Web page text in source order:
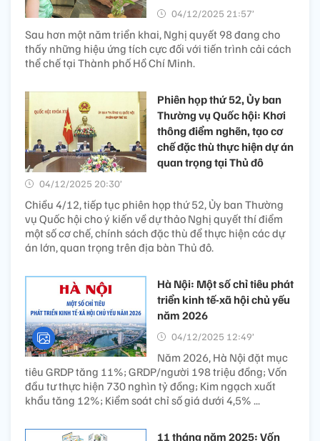
04/12/2025 21:57’
Sau hơn một năm triển khai, Nghị quyết 98 đang cho
thấy những hiệu ứng tích cực đối với tiến trình cải cách
thể chế tại Thành phố Hồ Chí Minh.
Phiên họp thứ 52, Ủy ban
Thường vụ Quốc hội: Khơi
thông điểm nghẽn, tạo cơ
chế đặc thù thực hiện dự án
quan trọng tại Thủ đô
04/12/2025 20:30’
Chiều 4/12, tiếp tục phiên họp thứ 52, Ủy ban Thường
vụ Quốc hội cho ý kiến về dự thảo Nghị quyết thí điểm
một số cơ chế, chính sách đặc thù để thực hiện các dự
án lớn, quan trọng trên địa bàn Thủ đô.
Hà Nội: Một số chỉ tiêu phát
triển kinh tế-xã hội chủ yếu
năm 2026
04/12/2025 12:49’
Năm 2026, Hà Nội đặt mục
tiêu GRDP tăng 11%; GRDP/người 198 triệu đồng; Vốn
đầu tư thực hiện 730 nghìn tỷ đồng; Kim ngạch xuất
khẩu tăng 12%; Kiểm soát chỉ số giá dưới 4,5% ...
11 tháng năm 2025: Vốn